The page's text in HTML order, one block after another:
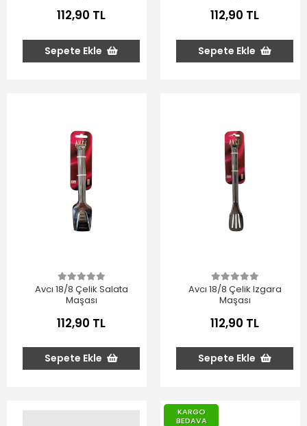
112,90 TL
Sepete Ekle
112,90 TL
Sepete Ekle
Avcı 18/8 Çelik Salata
Maşası
112,90 TL
Sepete Ekle
Avcı 18/8 Çelik Izgara
Maşası
112,90 TL
Sepete Ekle
KARGO
BEDAVA